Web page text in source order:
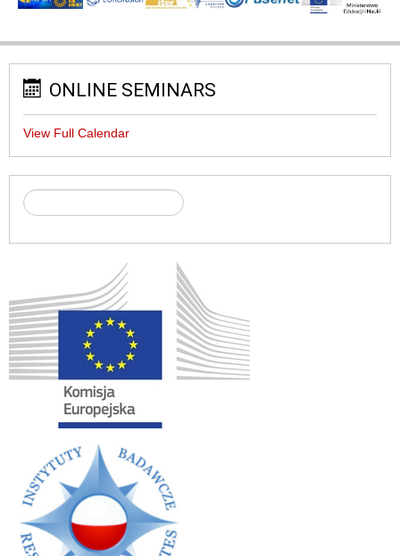
ONLINE SEMINARS
View Full Calendar